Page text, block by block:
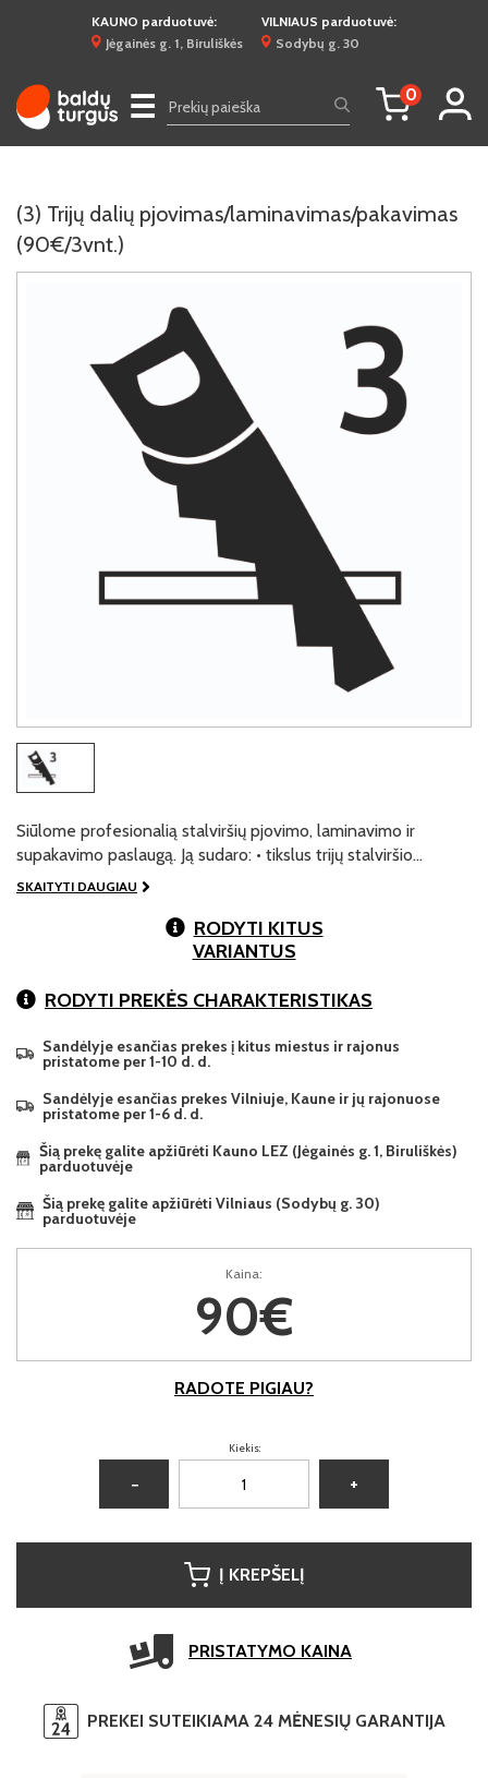
KAUNO parduotuvė:
Jėgainės g. 1, Biruliškės
VILNIAUS parduotuvė:
Sodybų g. 30
☰ 0
(3) Trijų dalių pjovimas/laminavimas/pakavimas
(90€/3vnt.)
Siūlome profesionalią stalviršių pjovimo, laminavimo ir
supakavimo paslaugą. Ją sudaro: • tikslus trijų stalviršio…
SKAITYTI DAUGIAU
RODYTI KITUS
VARIANTUS
RODYTI PREKĖS CHARAKTERISTIKAS
Sandėlyje esančias prekes į kitus miestus ir rajonus
pristatome per 1-10 d. d.
Sandėlyje esančias prekes Vilniuje, Kaune ir jų rajonuose
pristatome per 1-6 d. d.
Šią prekę galite apžiūrėti Kauno LEZ (Jėgainės g. 1, Biruliškės)
parduotuvėje
Šią prekę galite apžiūrėti Vilniaus (Sodybų g. 30)
parduotuvėje
Kaina:
90€
RADOTE PIGIAU?
Kiekis:
− +
Į KREPŠELĮ
PRISTATYMO KAINA
PREKEI SUTEIKIAMA 24 MĖNESIŲ GARANTIJA